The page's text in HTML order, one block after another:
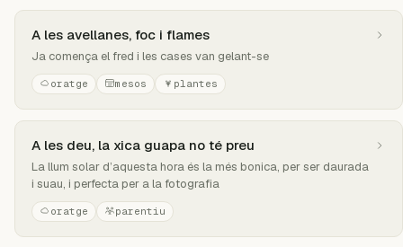
A les avellanes, foc i flames
Ja comença el fred i les cases van gelant-se
oratge mesos plantes
A les deu, la xica guapa no té preu
La llum solar d’aquesta hora és la més bonica, per ser daurada
i suau, i perfecta per a la fotografia
oratge parentiu